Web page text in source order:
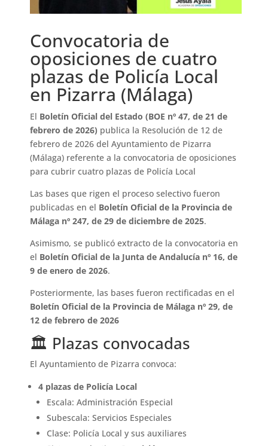
Convocatoria de
oposiciones de cuatro
plazas de Policía Local
en Pizarra (Málaga)
El Boletín Oficial del Estado (BOE nº 47, de 21 de
febrero de 2026) publica la Resolución de 12 de
febrero de 2026 del Ayuntamiento de Pizarra
(Málaga) referente a la convocatoria de oposiciones
para cubrir cuatro plazas de Policía Local
Las bases que rigen el proceso selectivo fueron
publicadas en el Boletín Oficial de la Provincia de
Málaga nº 247, de 29 de diciembre de 2025.
Asimismo, se publicó extracto de la convocatoria en
el Boletín Oficial de la Junta de Andalucía nº 16, de
9 de enero de 2026.
Posteriormente, las bases fueron rectificadas en el
Boletín Oficial de la Provincia de Málaga nº 29, de
12 de febrero de 2026
🏛 Plazas convocadas
El Ayuntamiento de Pizarra convoca:
4 plazas de Policía Local
Escala: Administración Especial
Subescala: Servicios Especiales
Clase: Policía Local y sus auxiliares